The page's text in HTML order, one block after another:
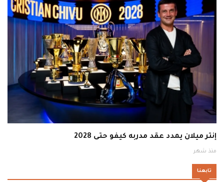
إنتر ميلان يمدد عقد مدربه كيفو حتى 2028
منذ شهر
تابعنا